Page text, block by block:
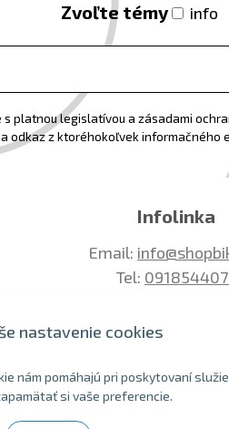
nastavenie cookies
nám pomáhajú pri poskytovaní
si vaše preferencie.
Zvoľte témy info
platnou legislatívou a zásadami
odkaz z ktoréhokoľvek informačného
Infolinka
Email:
Tel: